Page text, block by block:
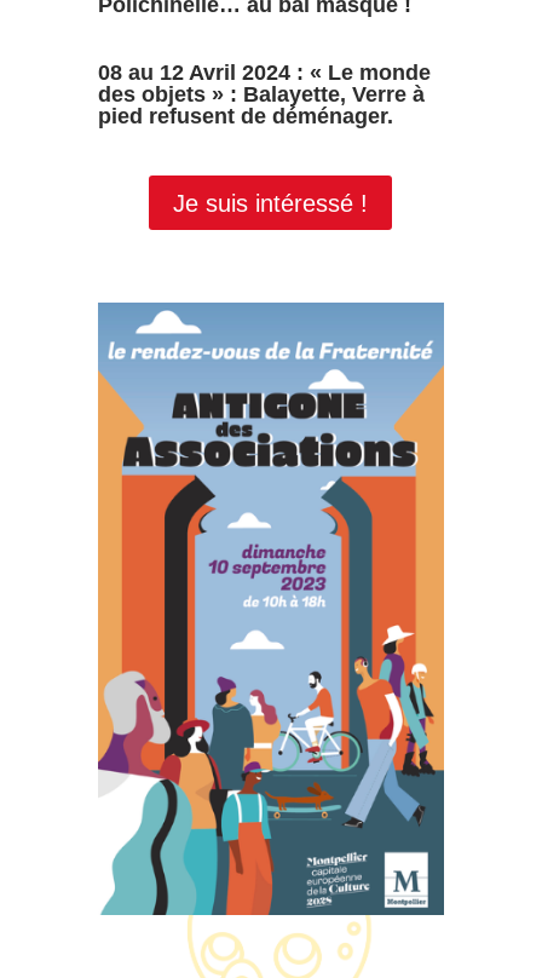
Polichinelle… au bal masqué !
08 au 12 Avril 2024 : « Le monde
des objets » : Balayette, Verre à
pied refusent de déménager.
Je suis intéressé !